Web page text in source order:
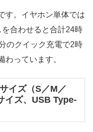
す。イヤホン単体では
合わせると合計24時
のクイック充電で2時
わっています。
イズ（S／M／
イズ、USB Type-